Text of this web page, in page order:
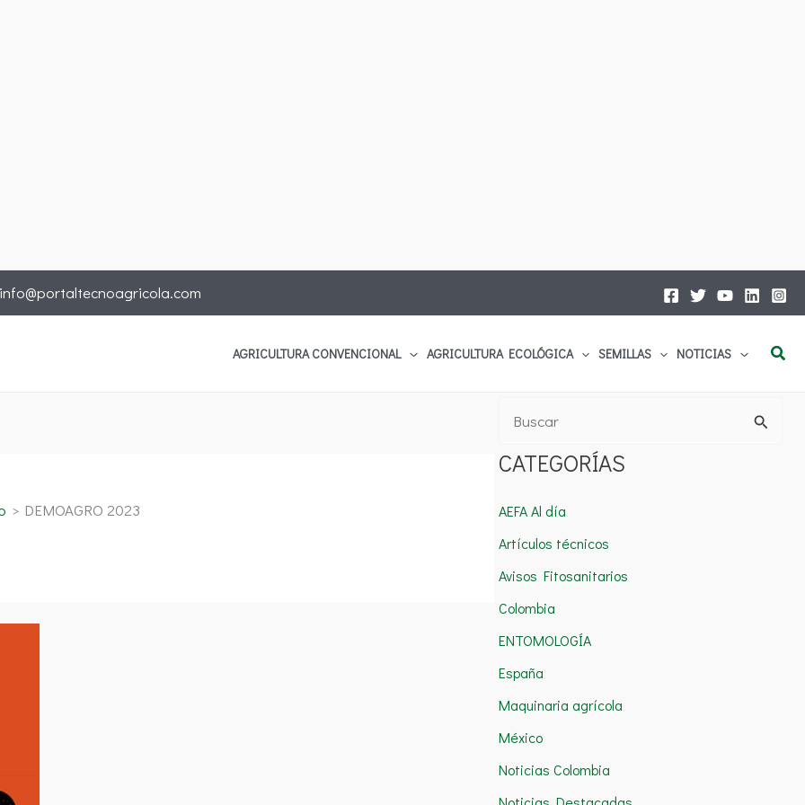
info@portaltecnoagricola.com
AGRICULTURA CONVENCIONAL AGRICULTURA ECOLÓGICA SEMILLAS NOTICIAS
DEMOAGRO 2023
u
c
a
r
:
CATEGORÍAS
AEFA Al día
Artículos técnicos
Avisos Fitosanitarios
Colombia
ENTOMOLOGÍA
España
Maquinaria agrícola
México
Noticias Colombia